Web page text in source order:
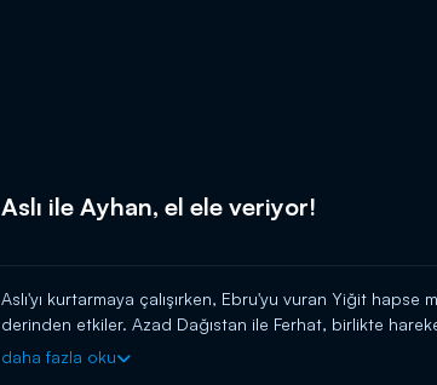
Aslı ile Ayhan, el ele veriyor!
Aslı'yı kurtarmaya çalışırken, Ebru'yu vuran Yiğit
derinden etkiler. Azad Dağıstan ile Ferhat, birlikte
buluşan Ayhan, olay anının tüm detaylarını merak
daha fazla oku